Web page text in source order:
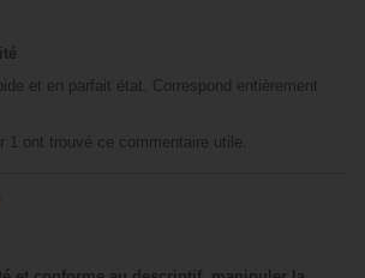
et en parfait état. Correspond entièrement
1 ont trouvé ce commentaire utile.